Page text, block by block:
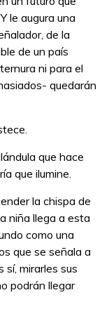
le augura una
de la
de un país
ni para el
quedarán
que hace
que ilumine.
la chispa de
niña llega a esta
como una
que se señala a
mirarles sus
podrán llegar